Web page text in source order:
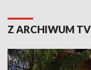
Z ARCHIWUM